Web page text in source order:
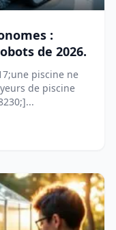
:
de 2026.
piscine ne
de piscine